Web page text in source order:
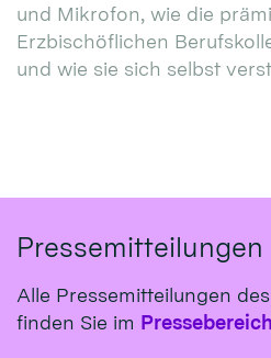
und Mikrofon, wie die
Erzbischöflichen
und wie sie sich selbst
Pressemitteilungen
Alle Pressemitteilungen
finden Sie im Pressebereich